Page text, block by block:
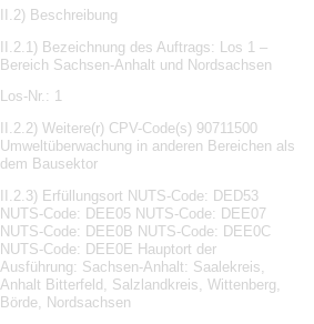
II.2) Beschreibung
II.2.1) Bezeichnung des Auftrags: Los 1 –
Bereich Sachsen-Anhalt und Nordsachsen
Los-Nr.: 1
II.2.2) Weitere(r) CPV-Code(s) 90711500
Umweltüberwachung in anderen Bereichen als
dem Bausektor
II.2.3) Erfüllungsort NUTS-Code: DED53
NUTS-Code: DEE05 NUTS-Code: DEE07
NUTS-Code: DEE0B NUTS-Code: DEE0C
NUTS-Code: DEE0E Hauptort der
Ausführung: Sachsen-Anhalt: Saalekreis,
Anhalt Bitterfeld, Salzlandkreis, Wittenberg,
Börde, Nordsachsen